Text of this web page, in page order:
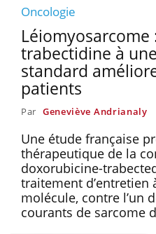
Oncologie
Léiomyosarcome
trabectidine à
standard
patients
Par Geneviève Andrianaly
Une étude française
thérapeutique de la
doxorubicine-
traitement d’entretien
molécule, contre l’un
courants de sarcome